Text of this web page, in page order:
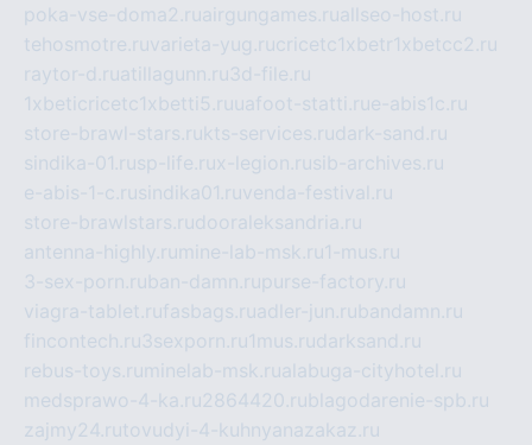
poka-vse-doma2.ruairgungames.ruallseo-host.ru
tehosmotre.ruvarieta-yug.rucricetc1xbetr1xbetcc2.ru
raytor-d.ruatillagunn.ru3d-file.ru
1xbeticricetc1xbetti5.ruuafoot-statti.rue-abis1c.ru
store-brawl-stars.rukts-services.rudark-sand.ru
sindika-01.rusp-life.rux-legion.rusib-archives.ru
e-abis-1-c.rusindika01.ruvenda-festival.ru
store-brawlstars.rudooraleksandria.ru
antenna-highly.ru mine-lab-msk.ru1-mus.ru
3-sex-porn.ruban-damn.rupurse-factory.ru
viagra-tablet.rufasbags.ruadler-jun.rubandamn.ru
fincontech.ru3sexporn.ru1mus.rudarksand.ru
rebus-toys.ru minelab-msk.rualabuga-cityhotel.ru
medsprawo-4-ka.ru2864420.rublagodarenie-spb.ru
zajmy24.rutovudyi-4-kuhnyanazakaz.ru